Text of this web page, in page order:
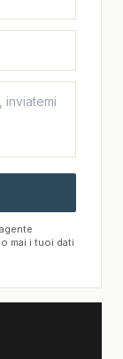
mai i tuoi dati